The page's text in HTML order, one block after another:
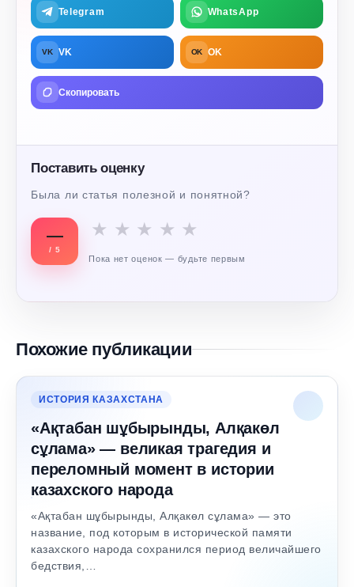
Telegram WhatsApp
VK VK OK OK
Скопировать
Поставить оценку
Была ли статья полезной и понятной?
—
/ 5
★ ★ ★ ★ ★
Пока нет оценок — будьте первым
Похожие публикации
ИСТОРИЯ КАЗАХСТАНА
«Ақтабан шұбырынды, Алқакөл
сұлама» — великая трагедия и
переломный момент в истории
казахского народа
«Ақтабан шұбырынды, Алқакөл сұлама» — это
название, под которым в исторической памяти
казахского народа сохранился период величайшего
бедствия,…